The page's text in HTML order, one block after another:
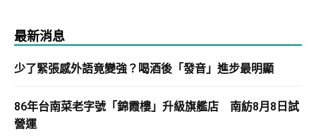
最新消息
少了緊張感外語竟變強？喝酒後「發音」進步最明顯
86年台南菜老字號「錦霞樓」升級旗艦店 南紡8月8日試
營運